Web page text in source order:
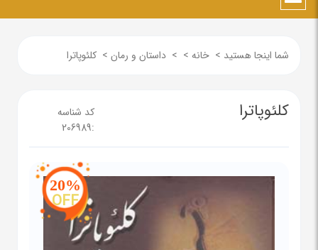
شما اینجا هستید > خانه >
> داستان و رمان > کلئوپاترا
کلئوپاترا
کد شناسه
:
206989
20%
OFF